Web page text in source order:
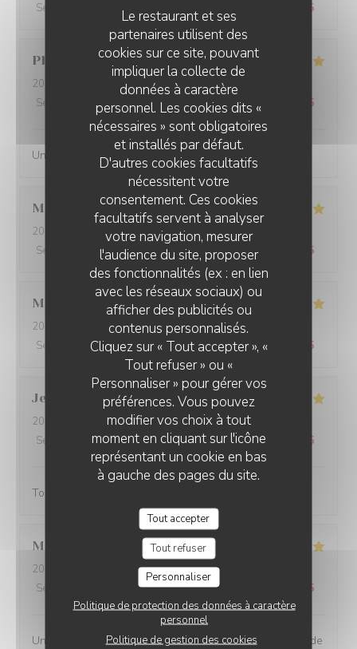
Le restaurant et ses
partenaires utilisent des
cookies sur ce site, pouvant
impliquer la collecte de
données à caractère
personnel. Les cookies dits «
nécessaires » sont obligatoires
et installés par défaut.
D'autres cookies facultatifs
nécessitent votre
consentement. Ces cookies
facultatifs servent à analyser
votre navigation, mesurer
l'audience du site, proposer
des fonctionnalités (ex : en lien
avec les réseaux sociaux) ou
afficher des publicités ou
contenus personnalisés.
Cliquez sur « Tout accepter », «
Tout refuser » ou «
Personnaliser » pour gérer vos
préférences. Vous pouvez
modifier vos choix à tout
moment en cliquant sur l'icône
représentant un cookie en bas
à gauche des pages du site.
Tout accepter
Tout refuser
Personnaliser
Politique de protection des données à caractère
personnel
Politique de gestion des cookies
Service
Ambiance /5 Cuisine /5
Philippe
2026-07-27
- 12:00 - Couverts 3
Service
Ambiance: 4 /5 Cuisine: 5/5 Qualité / Prix /5
Une simplicite de quslite
Manuel
2026-07-22
- 12:15 - Couverts 2
Service
Ambiance:4 /5 Cuisine : 4/5 Qualité / Prix /5
Mathilde
2026-07-13
- 20:00 - Couverts 3
Service
/5 Ambiance:5 /5 Cuisine:5/5 Qualité / Prix /5
Jean-Louis B
2026-07-14
- 19:30 - Couverts 3
Service
/5 Ambiance :4 /5 Cuisine: 5/5 Qualité / Prix /5
Toujours agréable de venir au Rizzo
Merouane
2026-07-11
- 20:15 - Couverts 6
Service
Ambiance:5/5 Cuisine:5/5 /5
Une bonne adresse où on y mange bien, le service est de